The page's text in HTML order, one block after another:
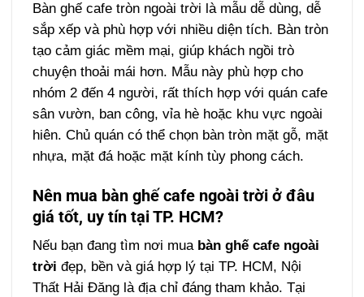
Bàn ghế cafe tròn ngoài trời là mẫu dễ dùng, dễ
sắp xếp và phù hợp với nhiều diện tích. Bàn tròn
tạo cảm giác mềm mại, giúp khách ngồi trò
chuyện thoải mái hơn. Mẫu này phù hợp cho
nhóm 2 đến 4 người, rất thích hợp với quán cafe
sân vườn, ban công, vỉa hè hoặc khu vực ngoài
hiên. Chủ quán có thể chọn bàn tròn mặt gỗ, mặt
nhựa, mặt đá hoặc mặt kính tùy phong cách.
Nên mua bàn ghế cafe ngoài trời ở đâu
giá tốt, uy tín tại TP. HCM?
Nếu bạn đang tìm nơi mua bàn ghế cafe ngoài
trời đẹp, bền và giá hợp lý tại TP. HCM, Nội
Thất Hải Đăng là địa chỉ đáng tham khảo. Tại